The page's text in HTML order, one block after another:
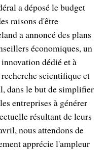
a déposé le budget
raisons d'être
a annoncé des plans
économiques, un
dédié et à
scientifique et
dans le but de simplifier
entreprises à générer
résultant de leurs
nous attendons de
apprécie l'ampleur